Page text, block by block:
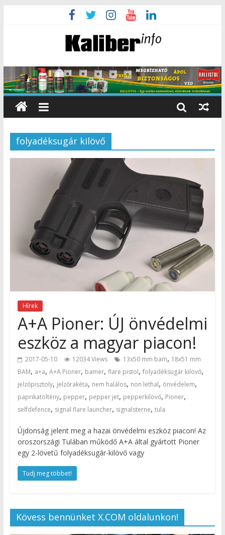
folyadéksugár kilövő
Hírek
A+A Pioner: ÚJ önvédelmi
eszköz a magyar piacon!
2017-05-10 12034 Views 13x50 mm bam, 18x51 mm
BAM, a+a, A+A Pioner, bamer, flare pistol, folyadéksugár kilövő,
jelzőpisztoly, jelzőrakéta, nem halálos, non lethal, önvédelem,
paprikatöltény, pepper, pepper jet, pepperkilövő, Pioner,
selfdefence, signal flare launcher, signalsterne, tula
Újdonság jelent meg a hazai önvédelmi eszköz piacon! Az
oroszországi Tulában működő A+A által gyártott Pioner
egy 2-lövetű folyadéksugár-kilövő vagy
Tudj meg többet!
Kövess bennünket X.COM oldalunkon!